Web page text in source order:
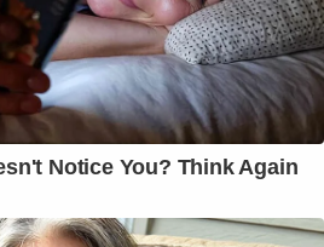
Notice You? Think Again